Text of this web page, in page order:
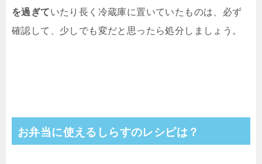
を過ぎていたり長く冷蔵庫に置いていたものは、必ず
確認して、少しでも変だと思ったら処分しましょう。
お弁当に使えるしらすのレシピは？